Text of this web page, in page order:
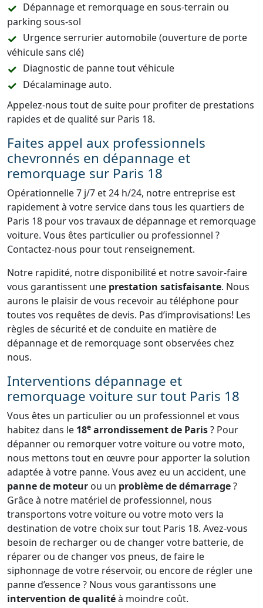
Dépannage et remorquage en sous-terrain ou
parking sous-sol
Urgence serrurier automobile (ouverture de porte
véhicule sans clé)
Diagnostic de panne tout véhicule
Décalaminage auto.
Appelez-nous tout de suite pour profiter de prestations
rapides et de qualité sur Paris 18.
Faites appel aux professionnels
chevronnés en dépannage et
remorquage sur Paris 18
Opérationnelle 7 j/7 et 24 h/24, notre entreprise est
rapidement à votre service dans tous les quartiers de
Paris 18 pour vos travaux de dépannage et remorquage
voiture. Vous êtes particulier ou professionnel ?
Contactez-nous pour tout renseignement.
Notre rapidité, notre disponibilité et notre savoir-faire
vous garantissent une prestation satisfaisante. Nous
aurons le plaisir de vous recevoir au téléphone pour
toutes vos requêtes de devis. Pas d’improvisations! Les
règles de sécurité et de conduite en matière de
dépannage et de remorquage sont observées chez
nous.
Interventions dépannage et
remorquage voiture sur tout Paris 18
Vous êtes un particulier ou un professionnel et vous
habitez dans le 18e arrondissement de Paris? Pour
dépanner ou remorquer votre voiture ou votre moto,
nous mettons tout en œuvre pour apporter la solution
adaptée à votre panne. Vous avez eu un accident, une
panne de moteur ou un problème de démarrage?
Grâce à notre matériel de professionnel, nous
transportons votre voiture ou votre moto vers la
destination de votre choix sur tout Paris 18. Avez-vous
besoin de recharger ou de changer votre batterie, de
réparer ou de changer vos pneus, de faire le
siphonnage de votre réservoir, ou encore de régler une
panne d’essence ? Nous vous garantissons une
intervention de qualitéà moindre coût.